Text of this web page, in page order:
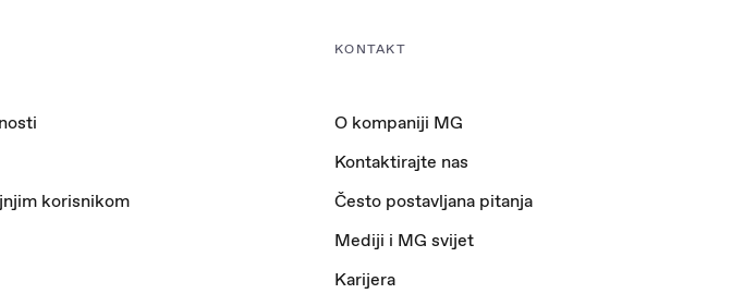
korisnikom
KONTAKT
O kompaniji MG
Kontaktirajte nas
Često postavljana pitanja
Mediji i MG svijet
Karijera